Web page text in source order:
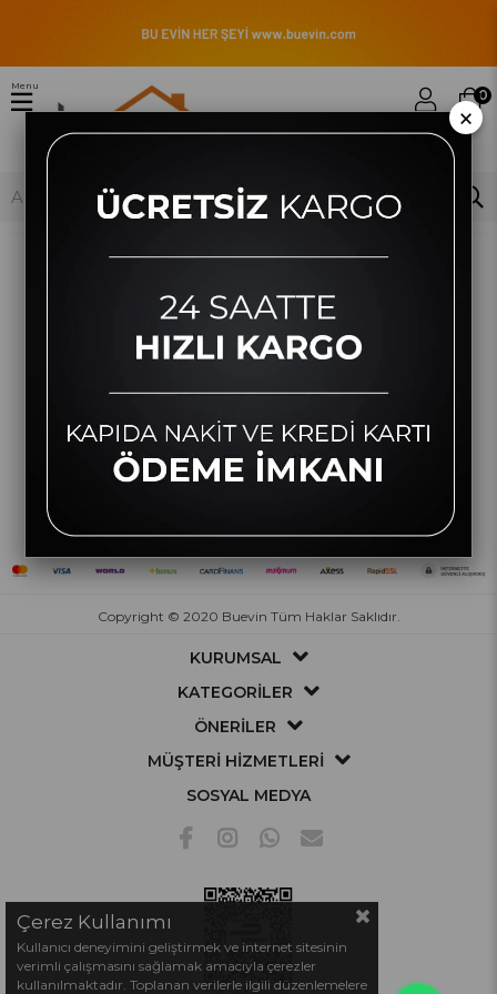
0
Menu
Copyright © 2020 Buevin Tüm Haklar Saklıdır.
KURUMSAL
KATEGORİLER
ÖNERİLER
MÜŞTERİ HİZMETLERİ
SOSYAL MEDYA
Çerez Kullanımı
Kullanıcı deneyimini geliştirmek ve internet sitesinin
verimli çalışmasını sağlamak amacıyla çerezler
kullanılmaktadır. Toplanan verilerle ilgili düzenlemelere
×